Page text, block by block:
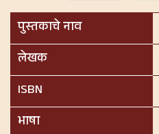
पुस्तकाचे नाव
लेखक
ISBN
भाषा